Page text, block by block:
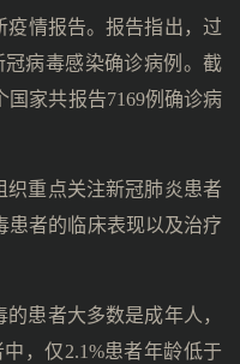
疫情报告。报告指出，过
病毒感染确诊病例。截
国家共报告7169例确诊病
重点关注新冠肺炎患者
患者的临床表现以及治疗
患者大多数是成年人，
，仅2.1%患者年龄低于